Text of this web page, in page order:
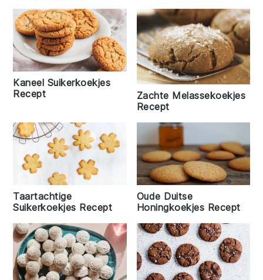
Kaneel Suikerkoekjes
Recept
Zachte Melassekoekjes
Recept
Taartachtige
Suikerkoekjes Recept
Oude Duitse
Honingkoekjes Recept